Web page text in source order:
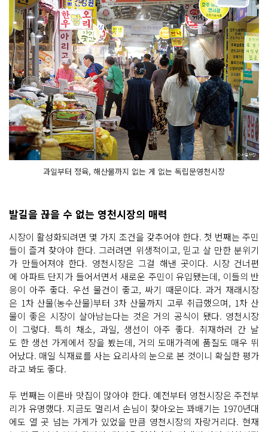
과일부터 정육, 해산물까지 없는 게 없는 독립문영천시장
발길을 끊을 수 없는 영천시장의 매력
시장이 활성화되려면 몇 가지 조건을 갖추어야 한다. 첫 번째는 주민
들이 즐겨 찾아야 한다. 그러려면 위생적이고, 믿고 살 만한 분위기
가 만들어져야 한다. 영천시장은 그걸 해낸 곳이다. 시장 건너편
에 아파트 단지가 들어서면서 새로운 주민이 유입됐는데, 이들의 반
응이 아주 좋다. 우선 물건이 좋고, 싸기 때문이다. 과거 재래시장
은 1차 산물(농수산물)부터 3차 산물까지 고루 취급했으며, 1차 산
물이 좋은 시장이 살아남는다는 것은 거의 공식이 됐다. 영천시장
이 그렇다. 특히 채소, 과일, 생선이 아주 좋다. 취재하러 간 날
도 한 생선 가게에서 장을 봤는데, 거의 도매가격에 품질도 매우 뛰
어났다. 매일 식재료를 사는 요리사의 눈으로 본 것이니 확실한 평가
라고 봐도 좋다.
두 번째는 이른바 맛집이 많아야 한다. 예전부터 영천시장은 주전부
리가 유명했다. 지금도 멀리서 손님이 찾아오는 꽈배기는 1970년대
에도 열 곳 넘는 가게가 있었을 만큼 영천시장의 자랑거리다. 현재